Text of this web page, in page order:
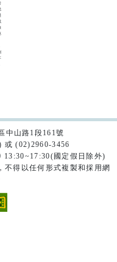
中山路1段161號
或 (02)2960-3456
13:30~17:30(國定假日除外)
不得以任何形式複製和採用網